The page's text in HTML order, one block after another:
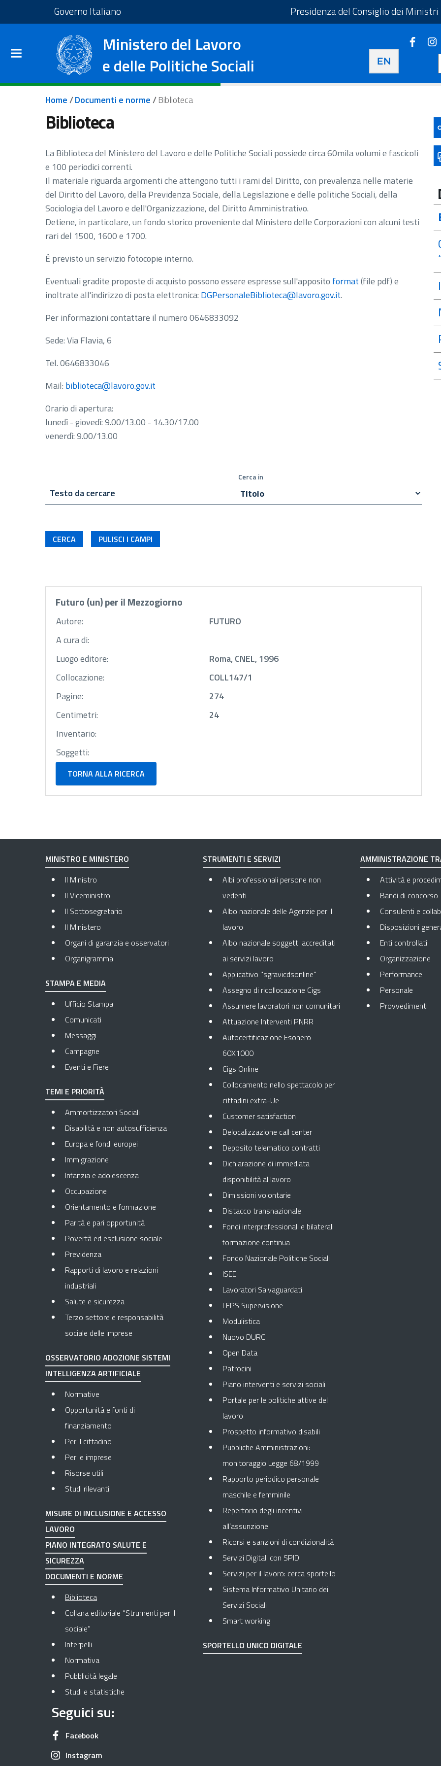
Salta al contenuto principale
Governo Italiano Vai al sito del Governo Italiano - Apre in una nuova schedaPresidenza del Consiglio dei Ministri
Ministero del Lavoro
e delle Politiche Sociali
Apre in una nuova
Apre
Briciole di pane
Home/Documenti e norme/Biblioteca
Biblioteca
La Biblioteca del Ministero del Lavoro e delle Politiche Sociali possiede circa 60mila volumi e fascicoli
e 100 periodici correnti.
Il materiale riguarda argomenti che attengono tutti i rami del Diritto, con prevalenza nelle materie
del Diritto del Lavoro, della Previdenza Sociale, della Legislazione e delle politiche Sociali, della
Sociologia del Lavoro e dell'Organizzazione, del Diritto Amministrativo.
Detiene, in particolare, un fondo storico proveniente dal Ministero delle Corporazioni con alcuni testi
rari del 1500, 1600 e 1700.
È previsto un servizio fotocopie interno.
Eventuali gradite proposte di acquisto possono essere espresse sull'apposito format(file pdf)e
inoltrate all'indirizzo di posta elettronica: DGPersonaleBiblioteca@lavoro.gov.it.
Per informazioni contattare il numero 0646833092
Sede: Via Flavia, 6
Tel. 0646833046
Mail: biblioteca@lavoro.gov.it​
Orario di apertura:
lunedì - giovedì: 9.00/13.00 - 14.30/17.00
venerdì: 9.00/13.00​
Testo da cercare
Cerca in
Futuro (un) per il Mezzogiorno
Autore:
FUTURO
A cura di:
Luogo editore:
Roma, CNEL, 1996
Collocazione:
COLL147/1
Pagine:
274
Centimetri:
24
Inventario:
Soggetti:
TORNA ALLA RICERCA
MINISTRO E MINISTERO
Il Ministro
Il Viceministro
Il Sottosegretario
Il Ministero
Organi di garanzia e osservatori
Organigramma
STAMPA E MEDIA
Ufficio Stampa
Comunicati
Messaggi
Campagne
Eventi e Fiere
TEMI E PRIORITÀ
Ammortizzatori Sociali
Disabilità e non autosufficienza
Europa e fondi europei
Immigrazione
Infanzia e adolescenza
Occupazione
Orientamento e formazione
Parità e pari opportunità
Povertà ed esclusione sociale
Previdenza
Rapporti di lavoro e relazioni
industriali
Salute e sicurezza
Terzo settore e responsabilità
sociale delle imprese
OSSERVATORIO ADOZIONE SISTEMI
INTELLIGENZA ARTIFICIALE
Normative
Opportunità e fonti di
finanziamento
Per il cittadino
Per le imprese
Risorse utili
Studi rilevanti
MISURE DI INCLUSIONE E ACCESSO
LAVORO
PIANO INTEGRATO SALUTE E
SICUREZZA
DOCUMENTI E NORME
BibliotecaPagina attuale
Collana editoriale “Strumenti per il
sociale”
Interpelli
Normativa
Pubblicità legale
Studi e statistiche
STRUMENTI E SERVIZI
Albi professionali persone non
vedenti
Albo nazionale delle Agenzie per il
lavoro
Albo nazionale soggetti accreditati
ai servizi lavoro
Applicativo "sgravicdsonline"
Assegno di ricollocazione Cigs
Assumere lavoratori non comunitari
Attuazione Interventi PNRR
Autocertificazione Esonero
60X1000
Cigs Online
Collocamento nello spettacolo per
cittadini extra-Ue
Customer satisfaction
Delocalizzazione call center
Deposito telematico contratti
Dichiarazione di immediata
disponibilità al lavoro
Dimissioni volontarie
Distacco transnazionale
Fondi interprofessionali e bilaterali
formazione continua
Fondo Nazionale Politiche Sociali
ISEE
Lavoratori Salvaguardati
LEPS Supervisione
Modulistica
Nuovo DURC
Open Data
Patrocini
Piano interventi e servizi sociali
Portale per le politiche attive del
lavoro
Prospetto informativo disabili
Pubbliche Amministrazioni:
monitoraggio Legge 68/1999
Rapporto periodico personale
maschile e femminile
Repertorio degli incentivi
all’assunzione
Ricorsi e sanzioni di condizionalità
Servizi Digitali con SPID
Servizi per il lavoro: cerca sportello
Sistema Informativo Unitario dei
Servizi Sociali
Smart working
SPORTELLO UNICO DIGITALE
AMMINISTRAZIONE
Attività e
Bandi di concorso
Consulenti e
Disposizioni
Enti controllati
Organizzazione
Performance
Personale
Provvedimenti
Seguici su:
FacebookApre in una nuova scheda
Instagram